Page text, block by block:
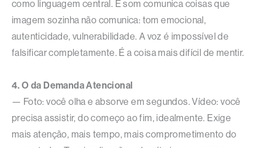
como linguagem central. E som comunica coisas que
imagem sozinha não comunica: tom emocional,
autenticidade, vulnerabilidade. A voz é impossível de
falsificar completamente. É a coisa mais difícil de mentir.
4. O da Demanda Atencional
— Foto: você olha e absorve em segundos. Vídeo: você
precisa assistir, do começo ao fim, idealmente. Exige
mais atenção, mais tempo, mais comprometimento do